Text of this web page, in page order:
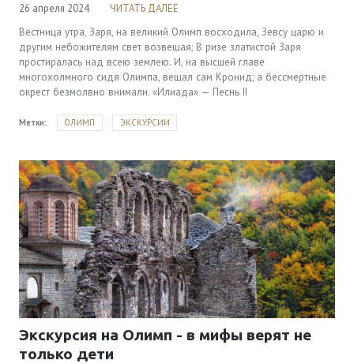
26 апреля 2024
ЧИТАТЬ ДАЛЕЕ
Вестница утра, Заря, на великий Олимп восходила, Зевсу царю и
другим небожителям свет возвещая; В ризе златистой Заря
простиралась над всею землею. И, на высшей главе
многохолмного сидя Олимпа, вещал сам Кронид; а бессмертные
окрест безмолвно внимали. «Илиада» — Песнь II
Метки: ОЛИМП ЭКСКУРСИИ
Экскурсия на Олимп - в мифы верят не
только дети